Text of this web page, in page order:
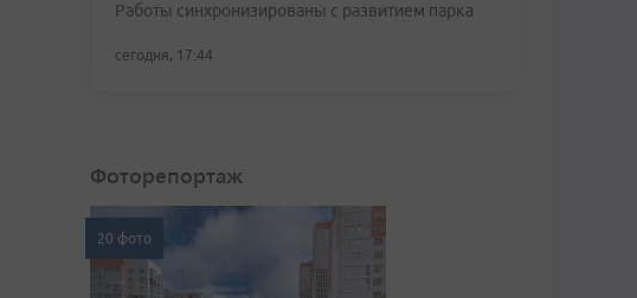
Работы синхронизированы с развитием парка
сегодня, 17:44
Фоторепортаж
20 фото